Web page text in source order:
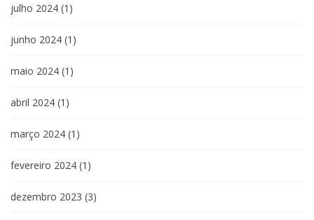
julho 2024 (1)
junho 2024 (1)
maio 2024 (1)
abril 2024 (1)
março 2024 (1)
fevereiro 2024 (1)
dezembro 2023 (3)